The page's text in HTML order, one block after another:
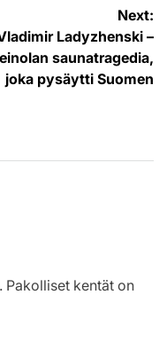
Next:
Ladyzhenski –
saunatragedia,
joka pysäytti Suomen
Pakolliset kentät on